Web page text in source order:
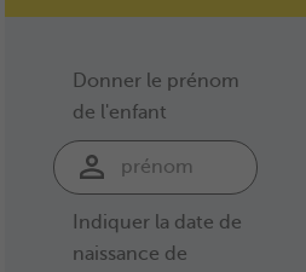
Donner le prénom
de l'enfant
Indiquer la date de
naissance de